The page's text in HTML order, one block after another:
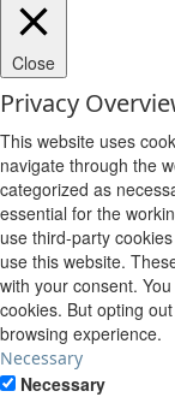
Close
Privacy
This website uses
navigate through the
categorized as
essential for the
use third-party
use this website.
with your consent.
cookies. But opting
browsing experience.
Necessary
Necessary